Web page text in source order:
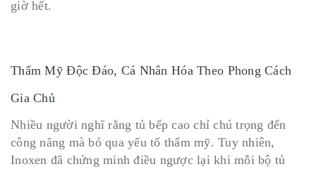
giờ hết.
Thẩm Mỹ Độc Đáo, Cá Nhân Hóa Theo Phong Cách
Gia Chủ
Nhiều người nghĩ rằng tủ bếp cao chỉ chú trọng đến
công năng mà bỏ qua yếu tố thẩm mỹ. Tuy nhiên,
Inoxen đã chứng minh điều ngược lại khi mỗi bộ tủ